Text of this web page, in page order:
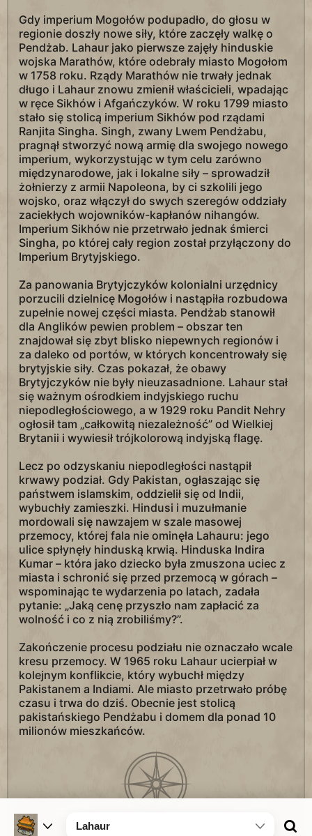
Gdy imperium Mogołów podupadło, do głosu w
regionie doszły nowe siły, które zaczęły walkę o
Pendżab. Lahaur jako pierwsze zajęły hinduskie
wojska Marathów, które odebrały miasto Mogołom
w 1758 roku. Rządy Marathów nie trwały jednak
długo i Lahaur znowu zmienił właścicieli, wpadając
w ręce Sikhów i Afgańczyków. W roku 1799 miasto
stało się stolicą imperium Sikhów pod rządami
Ranjita Singha. Singh, zwany Lwem Pendżabu,
pragnął stworzyć nową armię dla swojego nowego
imperium, wykorzystując w tym celu zarówno
międzynarodowe, jak i lokalne siły – sprowadził
żołnierzy z armii Napoleona, by ci szkolili jego
wojsko, oraz włączył do swych szeregów oddziały
zaciekłych wojowników-kapłanów nihangów.
Imperium Sikhów nie przetrwało jednak śmierci
Singha, po której cały region został przyłączony do
Imperium Brytyjskiego.
Za panowania Brytyjczyków kolonialni urzędnicy
porzucili dzielnicę Mogołów i nastąpiła rozbudowa
zupełnie nowej części miasta. Pendżab stanowił
dla Anglików pewien problem – obszar ten
znajdował się zbyt blisko niepewnych regionów i
za daleko od portów, w których koncentrowały się
brytyjskie siły. Czas pokazał, że obawy
Brytyjczyków nie były nieuzasadnione. Lahaur stał
się ważnym ośrodkiem indyjskiego ruchu
niepodległościowego, a w 1929 roku Pandit Nehry
ogłosił tam „całkowitą niezależność” od Wielkiej
Brytanii i wywiesił trójkolorową indyjską flagę.
Lecz po odzyskaniu niepodległości nastąpił
krwawy podział. Gdy Pakistan, ogłaszając się
państwem islamskim, oddzielił się od Indii,
wybuchły zamieszki. Hindusi i muzułmanie
mordowali się nawzajem w szale masowej
przemocy, której fala nie ominęła Lahauru: jego
ulice spłynęły hinduską krwią. Hinduska Indira
Kumar – która jako dziecko była zmuszona uciec z
miasta i schronić się przed przemocą w górach –
wspominając te wydarzenia po latach, zadała
pytanie: „Jaką cenę przyszło nam zapłacić za
wolność i co z nią zrobiliśmy?”.
Zakończenie procesu podziału nie oznaczało wcale
kresu przemocy. W 1965 roku Lahaur ucierpiał w
kolejnym konflikcie, który wybuchł między
Pakistanem a Indiami. Ale miasto przetrwało próbę
czasu i trwa do dziś. Obecnie jest stolicą
pakistańskiego Pendżabu i domem dla ponad 10
milionów mieszkańców.
Lahaur